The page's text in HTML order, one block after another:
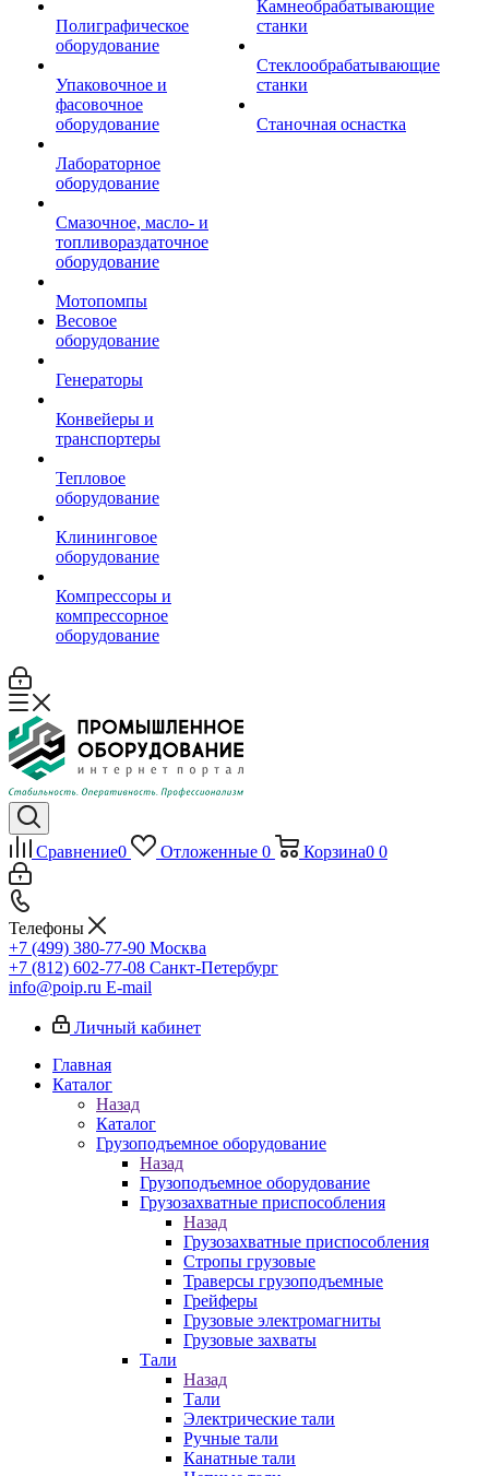
Полиграфическое
оборудование
Упаковочное и
фасовочное
оборудование
Лабораторное
оборудование
Смазочное, масло- и
топливораздаточное
оборудование
Мотопомпы
Весовое
оборудование
Генераторы
Конвейеры и
транспортеры
Тепловое
оборудование
Клининговое
оборудование
Компрессоры и
компрессорное
оборудование
Камнеобрабатывающие
станки
Стеклообрабатывающие
станки
Станочная оснастка
Сравнение0 Отложенные 0 Корзина0 0
Телефоны
+7 (499) 380-77-90 Москва
+7 (812) 602-77-08 Санкт-Петербург
info@poip.ru E-mail
Личный кабинет
Главная
Каталог
Назад
Каталог
Грузоподъемное оборудование
Назад
Грузоподъемное оборудование
Грузозахватные приспособления
Назад
Грузозахватные приспособления
Стропы грузовые
Траверсы грузоподъемные
Грейферы
Грузовые электромагниты
Грузовые захваты
Тали
Назад
Тали
Электрические тали
Ручные тали
Канатные тали